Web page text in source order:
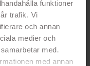
funktioner
trafik. Vi
och annan
medier och
med.
med annan